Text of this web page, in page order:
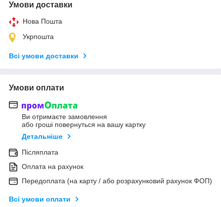
Умови доставки
Нова Пошта
Укрпошта
Всі умови доставки
Умови оплати
Ви отримаєте замовлення
або гроші повернуться на вашу картку
Детальніше
Післяплата
Оплата на рахунок
Передоплата (на карту / або розрахунковий рахунок ФОП)
Всі умови оплати